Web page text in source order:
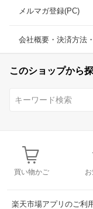
メルマガ登録(PC)
会社概要・決済方法
このショップから
買い物かご
楽天市場アプリのご利